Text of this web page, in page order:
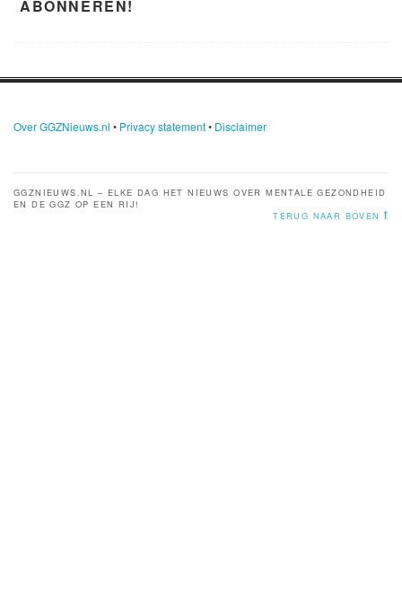
Over GGZNieuws.nl • Privacy statement• Disclaimer
GGZNIEUWS.NL – ELKE DAG HET NIEUWS OVER MENTALE GEZONDHEID
EN DE GGZ OP EEN RIJ!
TERUG NAAR BOVEN